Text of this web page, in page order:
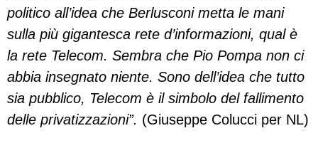
politico all’idea che Berlusconi metta le mani
sulla più gigantesca rete d’informazioni, qual è
la rete Telecom. Sembra che Pio Pompa non ci
abbia insegnato niente. Sono dell’idea che tutto
sia pubblico, Telecom è il simbolo del fallimento
delle privatizzazioni”. (Giuseppe Colucci per NL)